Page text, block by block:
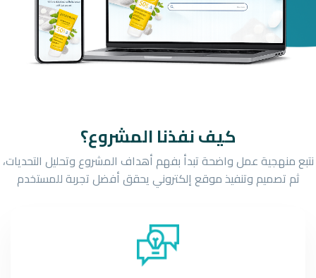
كيف نفذنا المشروع؟
نتبع منهجية عمل واضحة تبدأ بفهم أهداف المشروع وتحليل التحديات،
ثم تصميم وتنفيذ موقع إلكتروني يحقق أفضل تجربة للمستخدم